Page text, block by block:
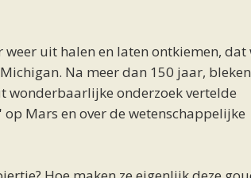
uit halen en laten ontkiemen, dat
Na meer dan 150 jaar,
wonderbaarlijke onderzoek vertelde
Mars en over de wetenschappelijke